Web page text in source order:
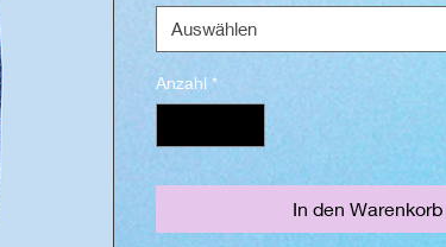
Auswählen
Anzahl *
In den Warenkorb